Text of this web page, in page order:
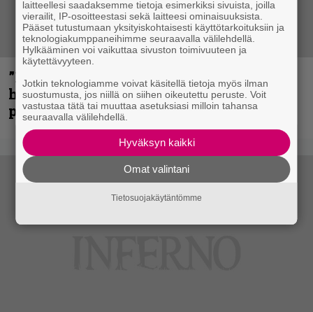
”Mitalini näyttää ihan plektralta” –
huippu-uimari jamittelee Megadethiä
palkinnollaan
laitteellesi saadaksemme tietoja esimerkiksi sivuista, joilla
vierailit, IP-osoitteestasi sekä laitteesi ominaisuuksista.
Pääset tutustumaan yksityiskohtaisesti käyttötarkoituksiin ja
teknologiakumppaneihimme seuraavalla välilehdellä.
Hylkääminen voi vaikuttaa sivuston toimivuuteen ja
käytettävyyteen.
Jotkin teknologiamme voivat käsitellä tietoja myös ilman
suostumusta, jos niillä on siihen oikeutettu peruste. Voit
vastustaa tätä tai muuttaa asetuksiasi milloin tahansa
seuraavalla välilehdellä.
Hyväksyn kaikki
Omat valintani
Tietosuojakäytäntömme